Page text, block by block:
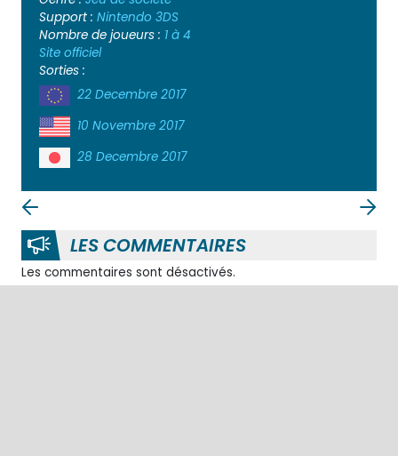
Support : Nintendo 3DS
Nombre de joueurs : 1 à 4
Site officiel
Sorties :
22 Decembre 2017
10 Novembre 2017
28 Decembre 2017
LES COMMENTAIRES
Les commentaires sont désactivés.